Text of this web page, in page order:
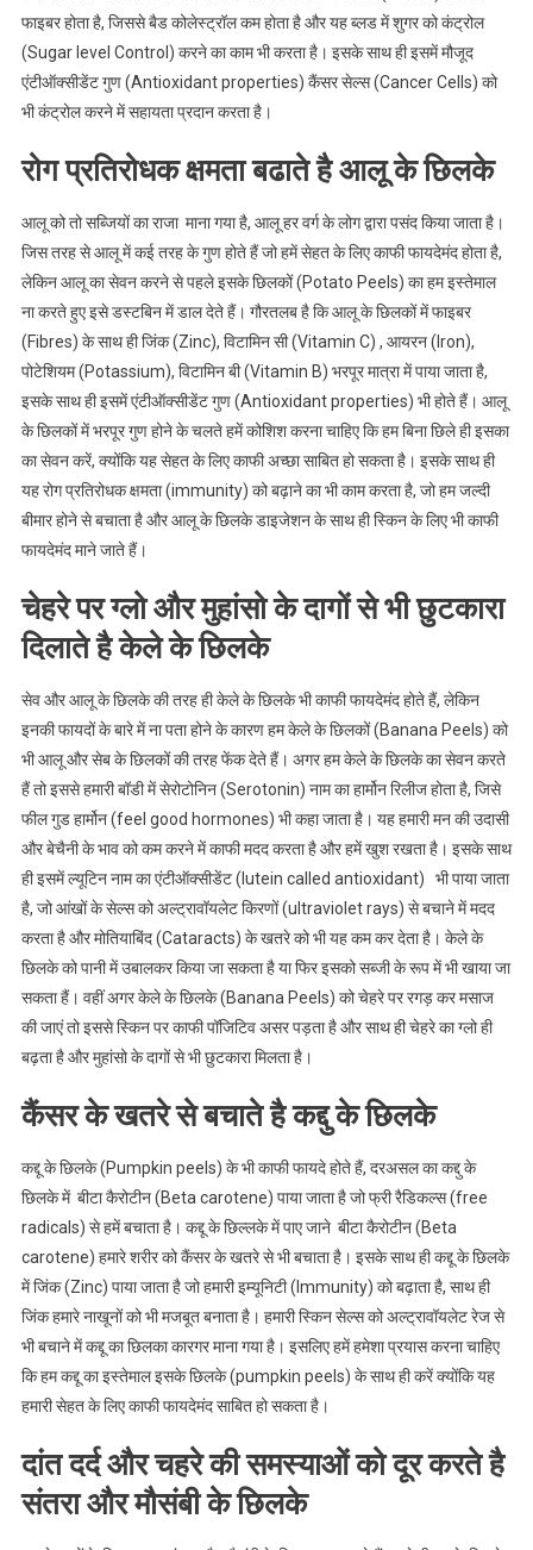
फाइबर होता है, जिससे बैड कोलेस्ट्रॉल कम होता है और यह ब्लड में शुगर को कंट्रोल
(Sugar level Control) करने का काम भी करता है। इसके साथ ही इसमें मौजूद
एंटीऑक्सीडेंट गुण (Antioxidant properties) कैंसर सेल्स (Cancer Cells) को
भी कंट्रोल करने में सहायता प्रदान करता है।
रोग प्रतिरोधक क्षमता बढाते है आलू के छिलके
आलू को तो सब्जियों का राजा माना गया है‌, आलू हर वर्ग के लोग द्वारा पसंद किया जाता है।
जिस तरह से आलू में कई तरह के गुण होते हैं जो हमें सेहत के लिए काफी फायदेमंद होता है,
लेकिन आलू का सेवन करने से पहले इसके छिलकों (Potato Peels) का हम इस्तेमाल
ना करते हुए इसे डस्टबिन में डाल देते हैं। गौरतलब है कि आलू के छिलकों में फाइबर
(Fibres) के साथ ही जिंक (Zinc), विटामिन सी (Vitamin C) , आयरन (Iron),
पोटेशियम (Potassium), विटामिन बी (Vitamin B) भरपूर मात्रा में पाया जाता है,
इसके साथ ही इसमें एंटीऑक्सीडेंट गुण (Antioxidant properties) भी होते हैं। आलू
के छिलकों में भरपूर गुण होने के चलते हमें कोशिश करना चाहिए कि हम बिना छिले ही इसका
का सेवन करें, क्योंकि यह सेहत के लिए काफी अच्छा साबित हो सकता है। इसके साथ ही
यह रोग प्रतिरोधक क्षमता (immunity) को बढ़ाने का भी काम करता है, जो हम जल्दी
बीमार होने से बचाता है और आलू के छिलके डाइजेशन के साथ ही स्किन के लिए भी काफी
फायदेमंद माने जाते हैं।
चेहरे पर ग्लो और मुहांसो के दागों से भी छुटकारा
दिलाते है केले के छिलके
सेव और आलू के छिलके की तरह ही केले के छिलके भी काफी फायदेमंद होते हैं, लेकिन
इनकी फायदों के बारे में ना पता होने के कारण हम केले के छिलकों (Banana Peels) को
भी आलू और सेब के छिलकों की तरह फेंक देते हैं। अगर हम केले के छिलके का सेवन करते
हैं तो इससे हमारी बॉडी में सेरोटोनिन (Serotonin) नाम का हार्मोन रिलीज होता है, जिसे
फील गुड हार्मोन (feel good hormones) भी कहा जाता है। यह हमारी मन की उदासी
और बेचैनी के भाव को कम करने में काफी मदद करता है और हमें खुश रखता है। इसके साथ
ही इसमें ल्यूटिन नाम का एंटीऑक्सीडेंट (lutein called antioxidant) भी पाया जाता
है, जो आंखों के सेल्स को अल्ट्रावॉयलेट किरणों (ultraviolet rays) से बचाने में मदद
करता है और मोतियाबिंद (Cataracts) के खतरे को भी यह कम कर देता है। केले के
छिलके को पानी में उबालकर किया जा सकता है या फिर इसको सब्जी के रूप में भी खाया जा
सकता हैं। वहीं अगर केले के छिलके (Banana Peels) को चेहरे पर रगड़ कर मसाज
की जाएं तो इससे स्किन पर काफी पॉजिटिव असर पड़ता है और साथ ही चेहरे का ग्लो ही
बढ़ता है और मुहांसो के दागों से भी छुटकारा मिलता है।
कैंसर के खतरे से बचाते है कद्दु के छिलके
कद्दू के छिलके (Pumpkin peels) के भी काफी फायदे होते हैं, दरअसल का कद्दु के
छिलके में बीटा कैरोटीन (Beta carotene) पाया जाता है जो फ्री रैडिकल्स (free
radicals) से हमें बचाता है। कद्दू के छिल्लके में पाए जाने बीटा कैरोटीन (Beta
carotene) हमारे शरीर को कैंसर के खतरे से भी बचाता है। इसके साथ ही कद्दू के छिलके
में जिंक (Zinc) पाया जाता है जो हमारी इम्यूनिटी (Immunity) को बढ़ाता है, साथ ही
जिंक हमारे नाखूनों को भी मजबूत बनाता है। हमारी स्किन सेल्स को अल्ट्रावॉयलेट रेज से
भी बचाने में कद्दू का छिलका कारगर माना गया है। इसलिए हमें हमेशा प्रयास करना चाहिए
कि हम कद्दू का इस्तेमाल इसके छिलके (pumpkin peels) के साथ ही करें क्योंकि यह
हमारी सेहत के लिए काफी फायदेमंद साबित हो सकता है।
दांत दर्द और चहरे की समस्याओं को दूर करते है
संतरा और मौसंबी के छिलके